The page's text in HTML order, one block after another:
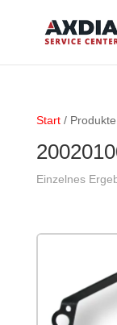
Start/ Produkte
Einzelnes